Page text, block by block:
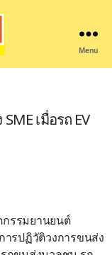
Menu
เมื่อรถ EV
กรรมยานยนต์
ารปฏิวัติวงการขนส่ง